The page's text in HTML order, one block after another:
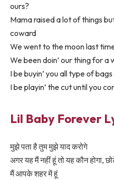
ours?
Mama raised a lot of things
coward
We went to the moon last
We been doin’ our thing for a
I be buyin’ you all type of
I be playin’ the cut until you
Lil Baby Forever
मुझे पता है तुम मुझे याद करोगे
अगर यह मैं नहीं हूं तो यह कौन होगा,
मैं आपके शहर में हूं